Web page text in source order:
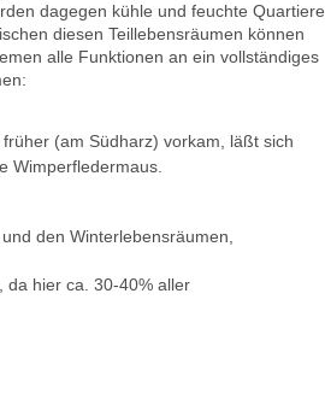
dagegen kühle und feuchte Quartiere
diesen Teillebensräumen können
alle Funktionen an ein vollständiges
(am Südharz) vorkam, läßt sich
Wimperfledermaus.
den Winterlebensräumen,
da hier ca. 30-40% aller